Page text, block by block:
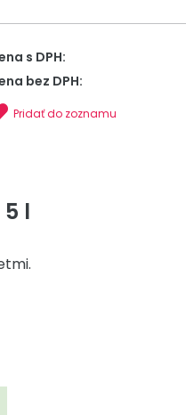
s DPH:
bez DPH:
Pridať do zoznamu
l